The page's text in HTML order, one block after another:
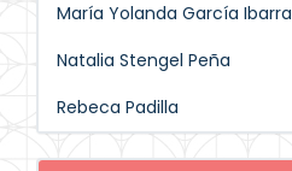
María Yolanda García Ibarra
Natalia Stengel Peña
Rebeca Padilla